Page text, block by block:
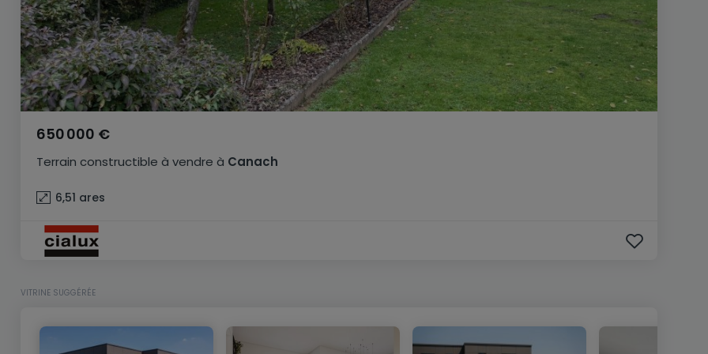
Terrain constructible à vendre à Canach
650 000 €
6,51 ares
VITRINE SUGGÉRÉE